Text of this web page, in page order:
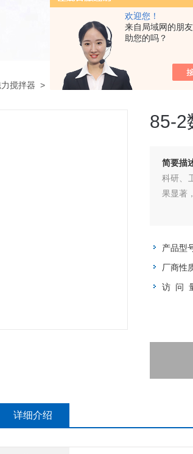
欢迎您！
来自局域网的朋
助您的吗？
搅拌器 > 85-2数显加热恒温磁力搅拌器
85-2
简要描
科研、
果显著
产品型
厂商性
访 问
详细介绍